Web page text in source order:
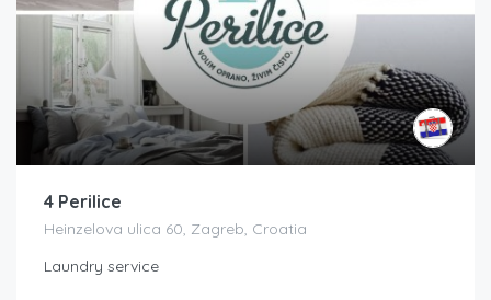
4 Perilice
Heinzelova ulica 60, Zagreb, Croatia
Laundry service